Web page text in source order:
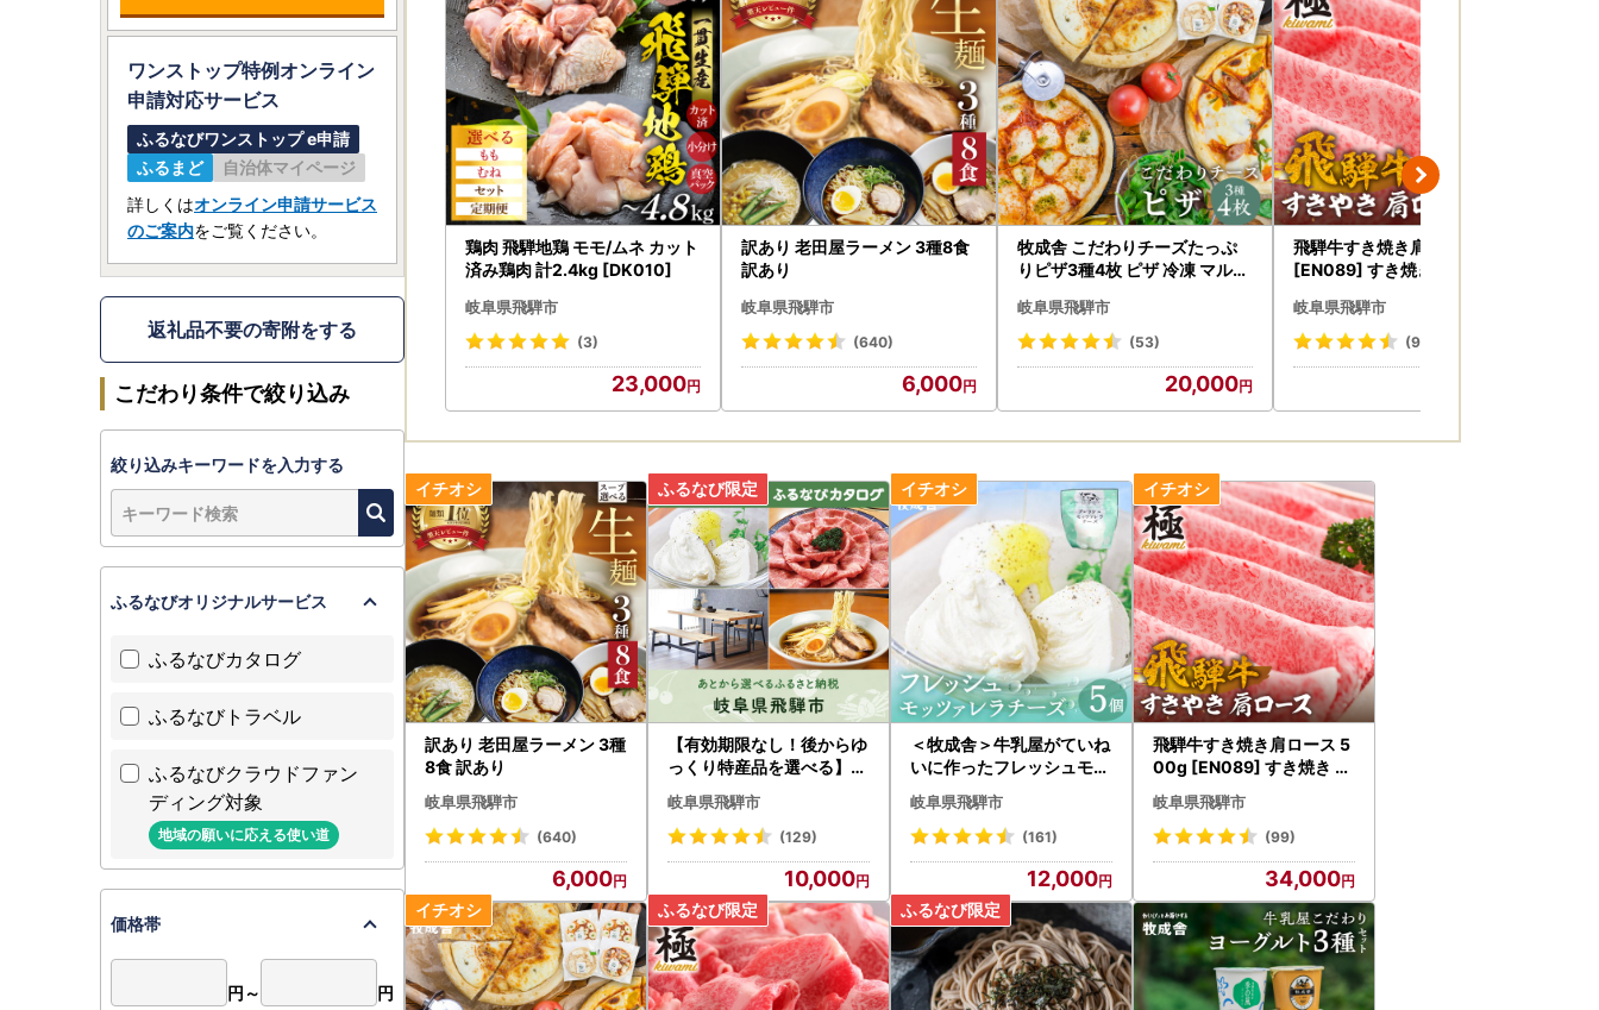
鶏肉 飛騨地鶏 モモ/ムネ カット
済み鶏肉 計2.4kg [DK010]
岐阜県飛騨市
(3)
23,000
訳あり 老田屋ラーメン 3種8食
訳あり
岐阜県飛騨市
(640)
6,000
牧成舎 こだわりチーズたっぷ
りピザ3種4枚 ピザ 冷凍 マルゲ
岐阜県飛騨市
(53)
20,000
飛騨牛すき焼き肩ロース 500g
[EN089] すき焼き 牛肉
岐阜県飛騨市
(99)
訳あり 老田屋ラーメン 3種
8食 訳あり
岐阜県飛騨市
(640)
6,000
【有効期限なし！後からゆ
っくり特産品を選べる】岐
阜県飛騨市カタログポイン
ト
岐阜県飛騨市
(129)
10,000
＜牧成舎＞牛乳屋がていね
いに作ったフレッシュモッ
ツァレラチーズ5個 モッツ
ァレラチーズ 飛騨市[AI04
8VC13]
岐阜県飛騨市
(161)
12,000
飛騨牛すき焼き肩ロース 5
00g [EN089] すき焼き 牛
肉
岐阜県飛騨市
(99)
34,000
ワンストップ特例オンライン
申請対応サービス
ふるなびワンストップ e申請
ふるまど
自治体マイページ
詳しくはオンライン申請サービス
のご案内をご覧ください。
返礼品不要の寄附をする
こだわり条件で絞り込み
絞り込みキーワードを入力する
ふるなびオリジナルサービス
ふるなびカタログ
ふるなびトラベル
ふるなびクラウドファン
ディング対象
地域の願いに応える使い道
価格帯
円～ 円